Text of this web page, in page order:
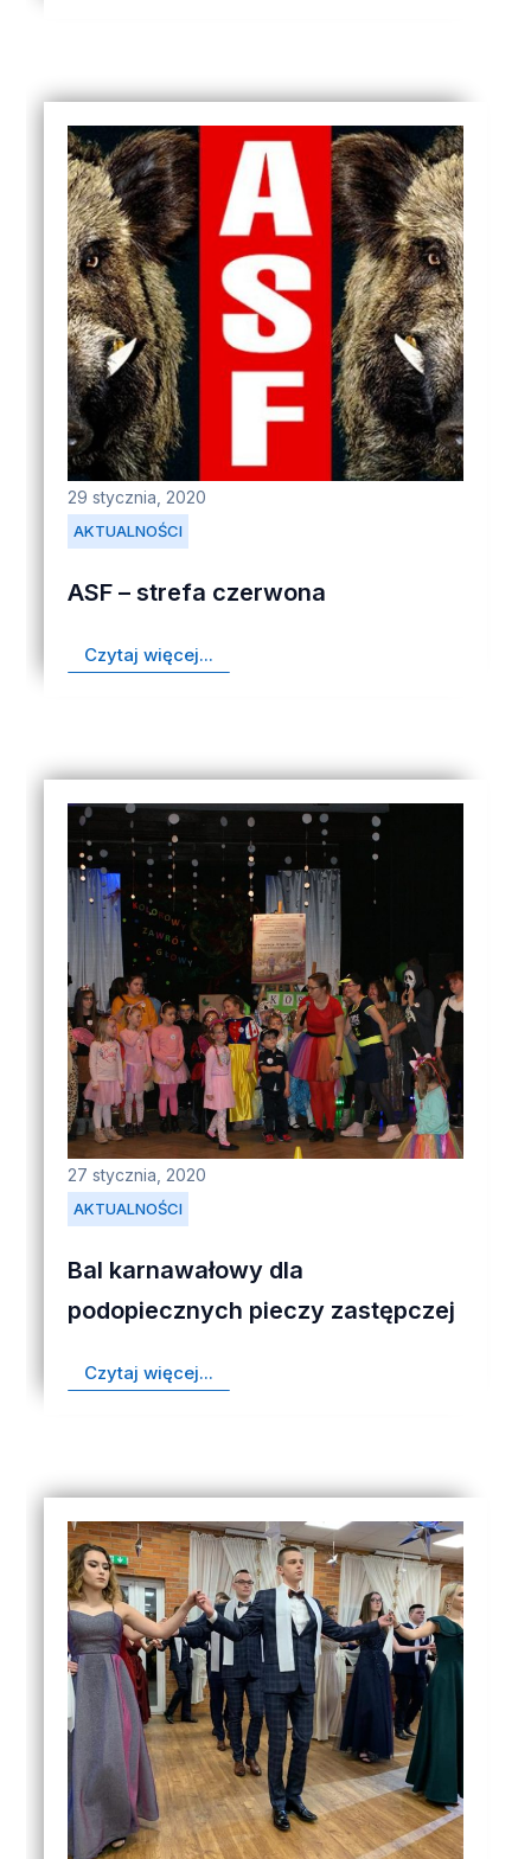
AKTUALNOŚCI
29 stycznia, 2020
ASF – strefa czerwona
Czytaj więcej...
AKTUALNOŚCI
27 stycznia, 2020
Bal karnawałowy dla
podopiecznych pieczy zastępczej
Czytaj więcej...